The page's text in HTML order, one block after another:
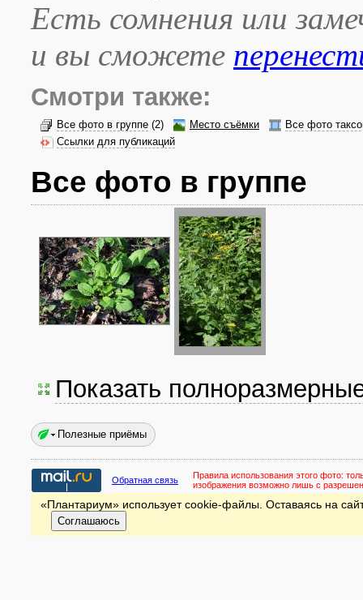
Есть сомнения или
и вы сможете
Смотри также:
Все фото в группе (2) Место съёмки
Все фото
Ссылки для публикаций
Все фото в группе
Показать
Полезные приёмы
Обратная связь Правила использования этого фото:
изображения возможно лишь с
«Плантариум» использует cookie-файлы. Оставаясь на
Соглашаюсь